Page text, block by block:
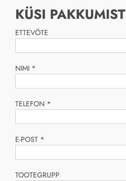
KÜSI PAKKUMIST
ETTEVÕTE
NIMI *
TELEFON *
E-POST *
TOOTEGRUPP